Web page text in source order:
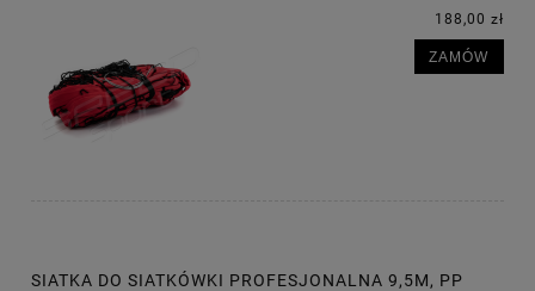
188,00 zł
ZAMÓW
SIATKA DO SIATKÓWKI PROFESJONALNA 9,5M, PP